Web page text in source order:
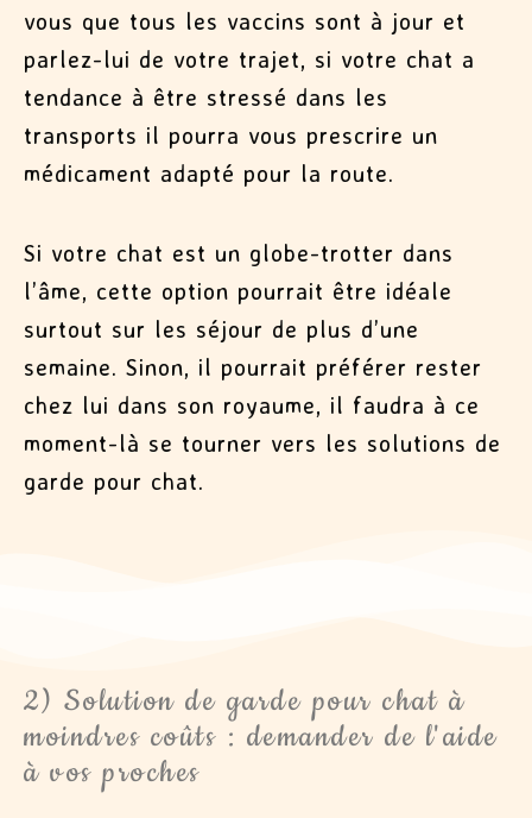
vous que tous les vaccins sont à jour et
parlez-lui de votre trajet, si votre chat a
tendance à être stressé dans les
transports il pourra vous prescrire un
médicament adapté pour la route.
Si votre chat est un globe-trotter dans
l’âme, cette option pourrait être idéale
surtout sur les séjour de plus d’une
semaine. Sinon, il pourrait préférer rester
chez lui dans son royaume, il faudra à ce
moment-là se tourner vers les solutions de
garde pour chat.
2) Solution de garde pour chat à
moindres coûts : demander de l'aide
à vos proches